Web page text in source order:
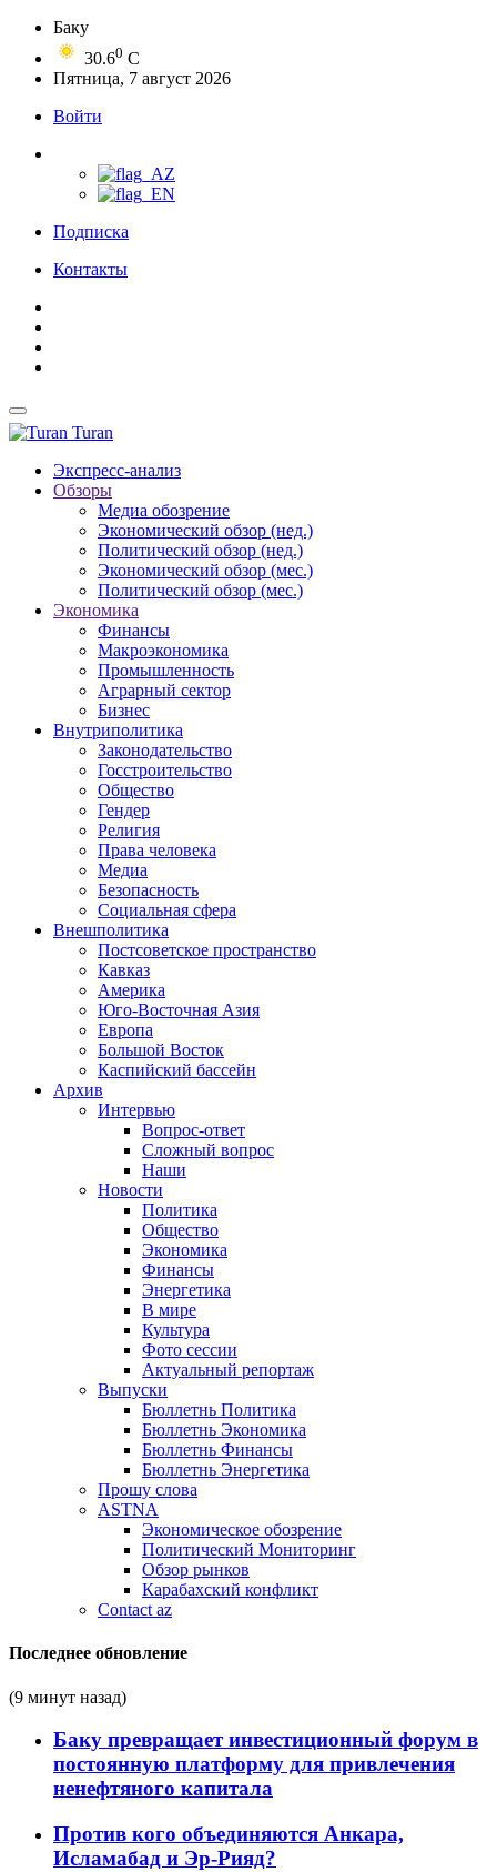
Баку
30.60 C
Пятница, 7 август 2026
Войти
Подписка
Контакты
Turan
Экспресс-анализ
Обзоры
Медиа обозрение
Экономический обзор (нед.)
Политический обзор (нед.)
Экономический обзор (мес.)
Политический обзор (мес.)
Экономика
Финансы
Макроэкономика
Промышленность
Аграрный сектор
Бизнес
Внутриполитика
Законодательство
Госстроительство
Общество
Гендер
Религия
Права человека
Медиа
Безопасность
Социальная сфера
Внешполитика
Постсоветское пространство
Кавказ
Америка
Юго-Восточная Азия
Европа
Большой Восток
Каспийский бассейн
Архив
Интервью
Вопрос-ответ
Сложный вопрос
Наши
Новости
Политика
Общество
Экономика
Финансы
Энергетика
В мире
Культура
Фото сессии
Актуальный репортаж
Выпуски
Бюллетнь Политика
Бюллетнь Экономика
Бюллетнь Финансы
Бюллетнь Энергетика
Прошу слова
ASTNA
Экономическое обозрение
Политический Мониторинг
Обзор рынков
Карабахский конфликт
Contact az
Последнее обновление
(9 минут назад)
Баку превращает инвестиционный форум в
постоянную платформу для привлечения
ненефтяного капитала
Против кого объединяются Анкара,
Исламабад и Эр-Рияд?